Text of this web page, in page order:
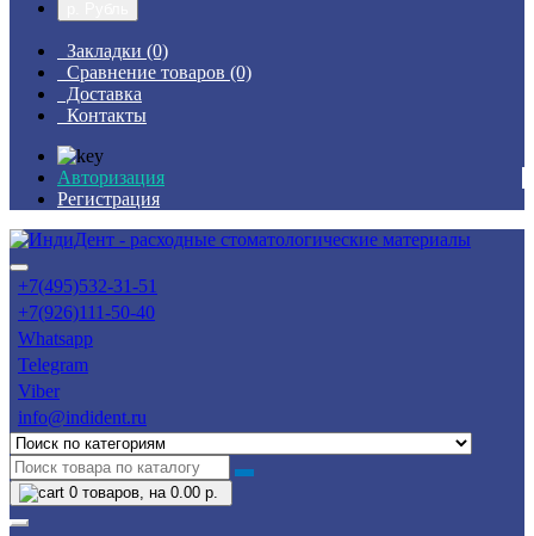
Закладки (0)
Сравнение товаров (0)
Доставка
Контакты
Авторизация
Регистрация
+7(495)532-31-51
+7(926)111-50-40
Whatsapp
Telegram
Viber
info@indident.ru
0 товаров, на 0.00 р.